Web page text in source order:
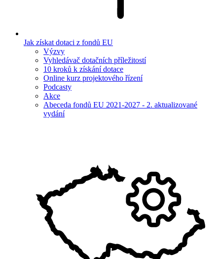
Jak získat dotaci z fondů EU
Výzvy
Vyhledávač dotačních příležitostí
10 kroků k získání dotace
Online kurz projektového řízení
Podcasty
Akce
Abeceda fondů EU 2021-2027 - 2. aktualizované
vydání